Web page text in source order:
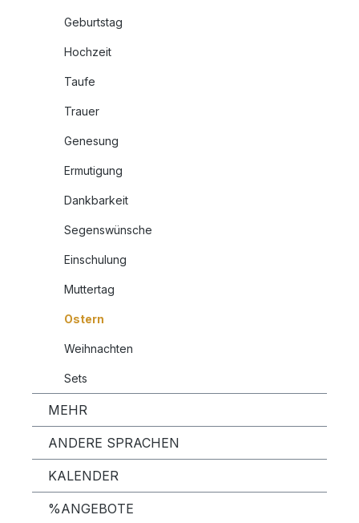
Geburtstag
Hochzeit
Taufe
Trauer
Genesung
Ermutigung
Dankbarkeit
Segenswünsche
Einschulung
Muttertag
Ostern
Weihnachten
Sets
MEHR
ANDERE SPRACHEN
KALENDER
%ANGEBOTE